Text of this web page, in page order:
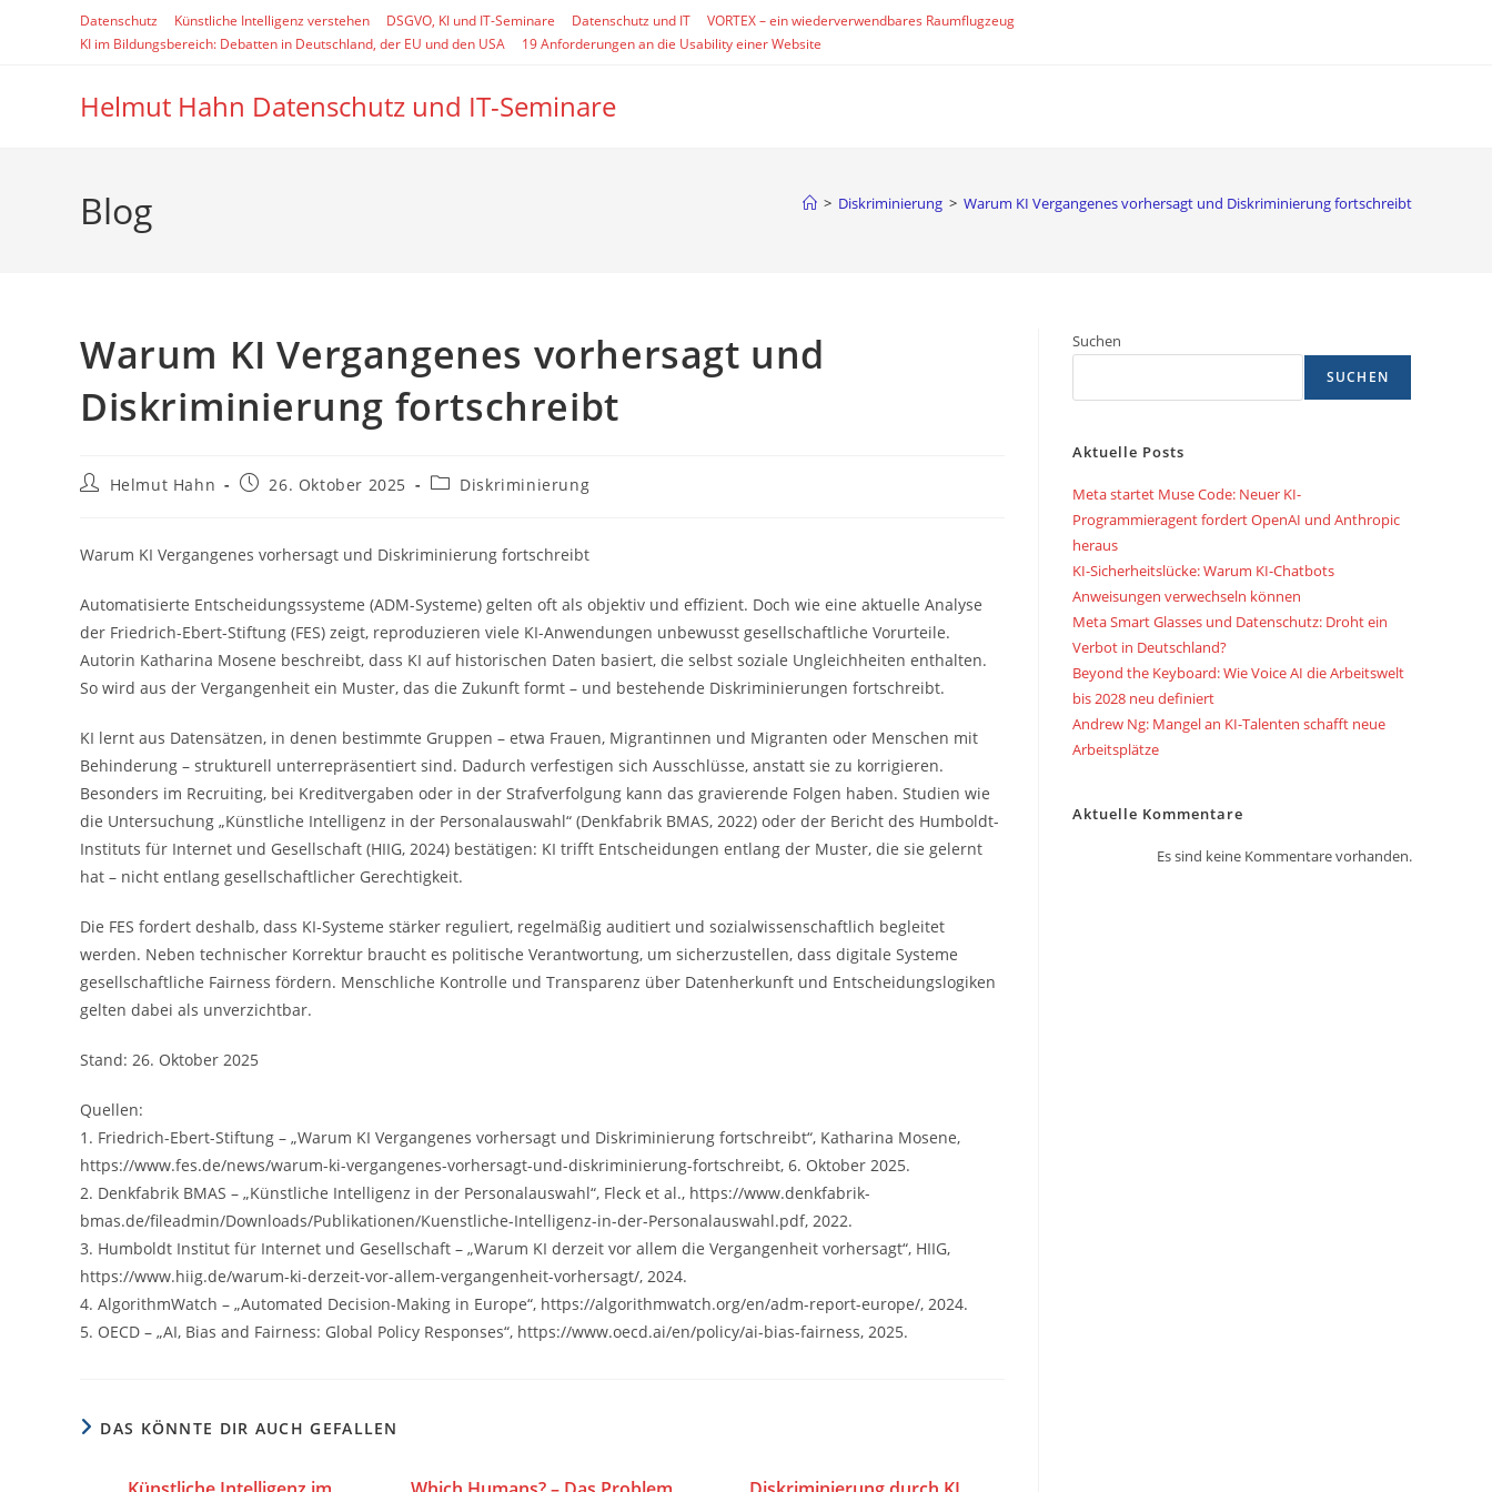
Datenschutz Künstliche Intelligenz verstehen DSGVO, KI und IT-Seminare Datenschutz und IT
VORTEX – ein wiederverwendbares Raumflugzeug
KI im Bildungsbereich: Debatten in Deutschland, der EU und den USA
19 Anforderungen an die Usability einer Website
Helmut Hahn Datenschutz und IT-Seminare
Blog > Diskriminierung > Warum KI Vergangenes vorhersagt und Diskriminierung fortschreibt
Warum KI Vergangenes vorhersagt und
Diskriminierung fortschreibt
Beitrags-
Helmut Hahn
Beitrag26. Oktober 2025
Beitrags-
Diskriminierung
Warum KI Vergangenes vorhersagt und Diskriminierung fortschreibt
Automatisierte Entscheidungssysteme (ADM-Systeme) gelten oft als objektiv und effizient. Doch wie eine aktuelle Analyse
der Friedrich-Ebert-Stiftung (FES) zeigt, reproduzieren viele KI-Anwendungen unbewusst gesellschaftliche Vorurteile.
Autorin Katharina Mosene beschreibt, dass KI auf historischen Daten basiert, die selbst soziale Ungleichheiten enthalten.
So wird aus der Vergangenheit ein Muster, das die Zukunft formt – und bestehende Diskriminierungen fortschreibt.
KI lernt aus Datensätzen, in denen bestimmte Gruppen – etwa Frauen, Migrantinnen und Migranten oder Menschen mit
Behinderung – strukturell unterrepräsentiert sind. Dadurch verfestigen sich Ausschlüsse, anstatt sie zu korrigieren.
Besonders im Recruiting, bei Kreditvergaben oder in der Strafverfolgung kann das gravierende Folgen haben. Studien wie
die Untersuchung „Künstliche Intelligenz in der Personalauswahl“ (Denkfabrik BMAS, 2022) oder der Bericht des Humboldt-
Instituts für Internet und Gesellschaft (HIIG, 2024) bestätigen: KI trifft Entscheidungen entlang der Muster, die sie gelernt
hat – nicht entlang gesellschaftlicher Gerechtigkeit.
Die FES fordert deshalb, dass KI-Systeme stärker reguliert, regelmäßig auditiert und sozialwissenschaftlich begleitet
werden. Neben technischer Korrektur braucht es politische Verantwortung, um sicherzustellen, dass digitale Systeme
gesellschaftliche Fairness fördern. Menschliche Kontrolle und Transparenz über Datenherkunft und Entscheidungslogiken
gelten dabei als unverzichtbar.
Stand: 26. Oktober 2025
Quellen:
1. Friedrich-Ebert-Stiftung – „Warum KI Vergangenes vorhersagt und Diskriminierung fortschreibt“, Katharina Mosene,
https://www.fes.de/news/warum-ki-vergangenes-vorhersagt-und-diskriminierung-fortschreibt, 6. Oktober 2025.
2. Denkfabrik BMAS – „Künstliche Intelligenz in der Personalauswahl“, Fleck et al., https://www.denkfabrik-
bmas.de/fileadmin/Downloads/Publikationen/Kuenstliche-Intelligenz-in-der-Personalauswahl.pdf, 2022.
3. Humboldt Institut für Internet und Gesellschaft – „Warum KI derzeit vor allem die Vergangenheit vorhersagt“, HIIG,
https://www.hiig.de/warum-ki-derzeit-vor-allem-vergangenheit-vorhersagt/, 2024.
4. AlgorithmWatch – „Automated Decision-Making in Europe“, https://algorithmwatch.org/en/adm-report-europe/, 2024.
5. OECD – „AI, Bias and Fairness: Global Policy Responses“, https://www.oecd.ai/en/policy/ai-bias-fairness, 2025.
DAS KÖNNTE DIR AUCH GEFALLEN
Suchen
SUCHEN
Aktuelle Posts
Meta startet Muse Code: Neuer KI-
Programmieragent fordert OpenAI und Anthropic
heraus
KI-Sicherheitslücke: Warum KI-Chatbots
Anweisungen verwechseln können
Meta Smart Glasses und Datenschutz: Droht ein
Verbot in Deutschland?
Beyond the Keyboard: Wie Voice AI die Arbeitswelt
bis 2028 neu definiert
Andrew Ng: Mangel an KI-Talenten schafft neue
Arbeitsplätze
Aktuelle Kommentare
Es sind keine Kommentare vorhanden.